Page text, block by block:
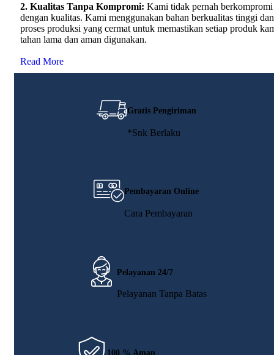
2. Kualitas Tanpa Kompromi: Kami tidak pernah berkompromi
dengan kualitas. Kami menggunakan bahan berkualitas tinggi dan
proses produksi yang cermat untuk memastikan setiap produk
tahan lama dan aman digunakan.
Read More
Gratis Pengiriman
*Snk Berlaku
Pembayaran Online
Cara Pembayaran
Pelayanan 24/7
Pelayanan Tanpa Batas
100 % Aman